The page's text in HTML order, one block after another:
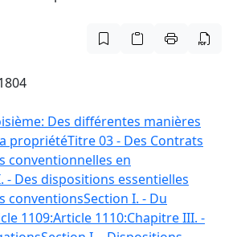
Des différentes manières
propriétéTitre 03 - Des Contrats
conventionnelles en
- Des dispositions essentielles
conventionsSection I. - Du
1109:Article 1110:Chapitre III. -